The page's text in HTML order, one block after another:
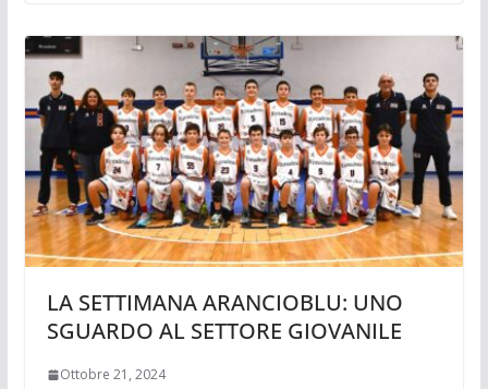
LA SETTIMANA ARANCIOBLU: UNO
SGUARDO AL SETTORE GIOVANILE
Ottobre 21, 2024